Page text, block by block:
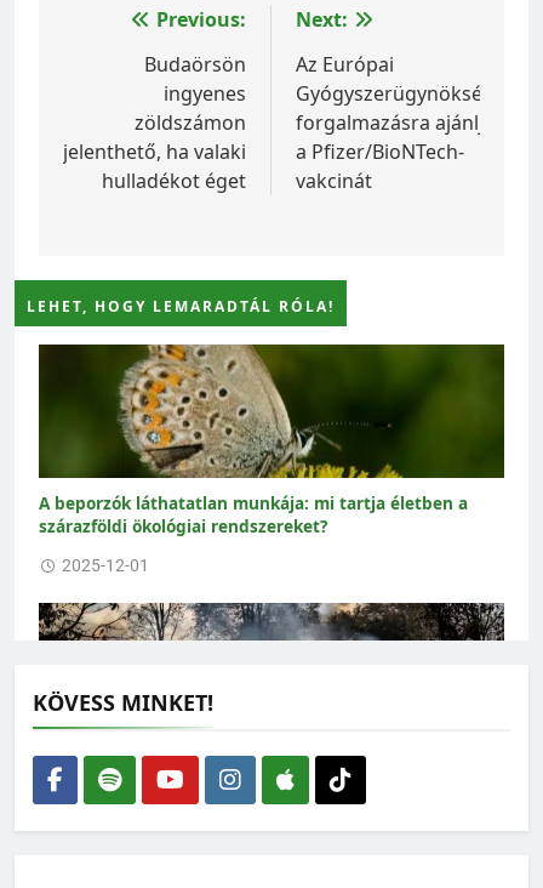
Bejegyzés
navigáció
Previous:
Budaörsön
ingyenes
zöldszámon
jelenthető, ha valaki
hulladékot éget
Next:
Az Európai
Gyógyszerügynökség
forgalmazásra ajánlja
a Pfizer/BioNTech-
vakcinát
LEHET, HOGY LEMARADTÁL RÓLA!
A beporzók láthatatlan munkája: mi tartja életben a
szárazföldi ökológiai rendszereket?
2025-12-01
Száraz és lángoló nyár – Már 60 millió négyzetméternyi
terület leégett
KÖVESS MINKET!